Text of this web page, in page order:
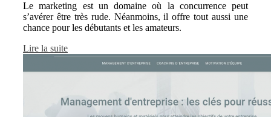
Le marketing est un domaine où la concurrence peut
s’avérer être très rude. Néanmoins, il offre tout aussi une
chance pour les débutants et les amateurs.
Lire la suite